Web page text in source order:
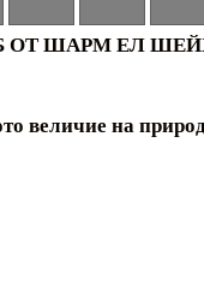
ОТ ШАРМ ЕЛ
величие на